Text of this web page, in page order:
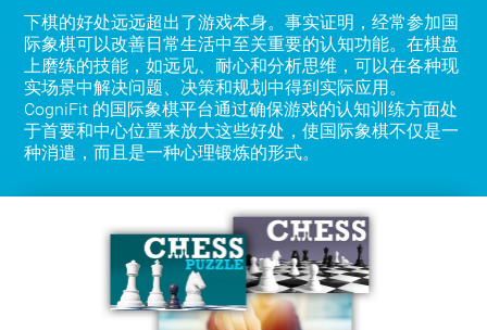
下棋的好处远远超出了游戏本身。事实证明，经常参加国
际象棋可以改善日常生活中至关重要的认知功能。在棋盘
上磨练的技能，如远见、耐心和分析思维，可以在各种现
实场景中解决问题、决策和规划中得到实际应用。
CogniFit 的国际象棋平台通过确保游戏的认知训练方面处
于首要和中心位置来放大这些好处，使国际象棋不仅是一
种消遣，而且是一种心理锻炼的形式。